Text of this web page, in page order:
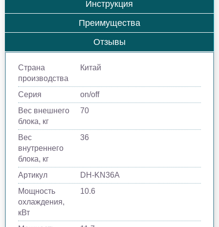
Инструкция
Преимущества
Отзывы
Страна
производства
Китай
Серия
on/off
Вес внешнего
блока, кг
70
Вес
внутреннего
блока, кг
36
Артикул
DH-KN36А
Мощность
охлаждения,
кВт
10.6